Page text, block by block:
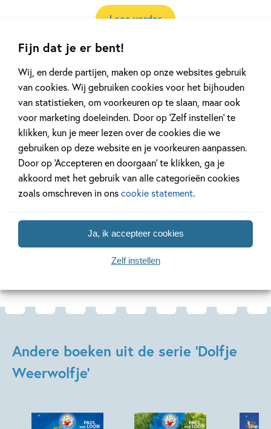
Fijn dat je er bent!
Wij, en derde partijen, maken op onze websites gebruik
van cookies. Wij gebruiken cookies voor het bijhouden
van statistieken, om voorkeuren op te slaan, maar ook
voor marketing doeleinden. Door op ‘Zelf instellen’ te
klikken, kun je meer lezen over de cookies die we
gebruiken op deze website en je voorkeuren aanpassen.
Door op ‘Accepteren en doorgaan’ te klikken, ga je
akkoord met het gebruik van alle categorieën cookies
zoals omschreven in onscookie statement.
Ja, ik accepteer cookies
Zelf instellen
Lees verder
'Het verhaal is onderhoudend, het
taalgebruik eenvoudig. Het verhaal is
goed te volgen voor de doelgroep. Alle
zinnen beginnen op een nieuwe regel,
zodat er een rustige bladspiegel
ontstaat.' – NBD Biblion
Andere boeken uit de serie 'Dolfje
Weerwolfje'